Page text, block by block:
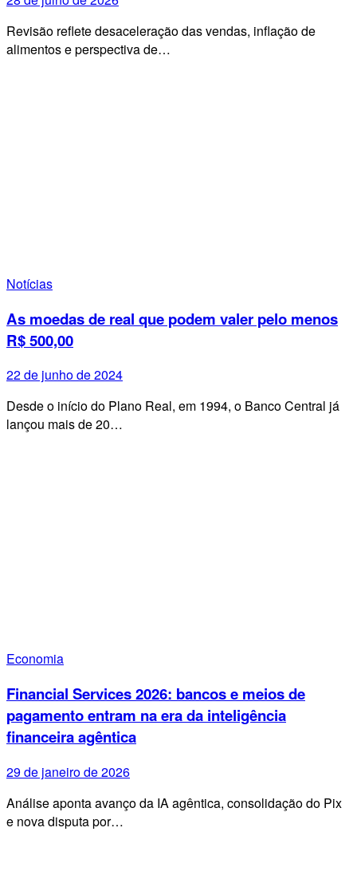
Revisão reflete desaceleração das vendas, inflação de
alimentos e perspectiva de…
Notícias
As moedas de real que podem valer pelo menos
R$ 500,00
22 de junho de 2024
Desde o início do Plano Real, em 1994, o Banco Central já
lançou mais de 20…
Economia
Financial Services 2026: bancos e meios de
pagamento entram na era da inteligência
financeira agêntica
29 de janeiro de 2026
Análise aponta avanço da IA agêntica, consolidação do Pix
e nova disputa por…